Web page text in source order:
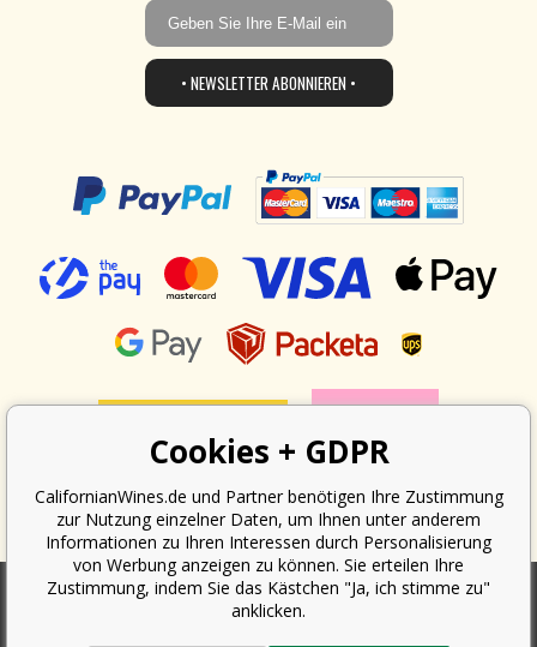
• NEWSLETTER ABONNIEREN •
Cookies + GDPR
CalifornianWines.de und Partner benötigen Ihre Zustimmung
zur Nutzung einzelner Daten, um Ihnen unter anderem
Informationen zu Ihren Interessen durch Personalisierung
von Werbung anzeigen zu können. Sie erteilen Ihre
Zustimmung, indem Sie das Kästchen "Ja, ich stimme zu"
anklicken.